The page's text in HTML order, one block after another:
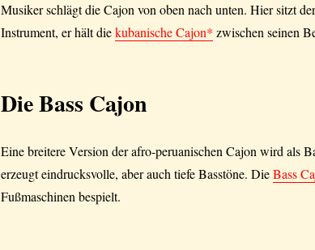
Musiker schlägt die Cajon von oben nach unten. Hier sitzt
Instrument, er hält diekubanische Cajon* zwischen seinen
Die Bass Cajon
Eine breitere Version der afro-peruanischen Cajon wird als
erzeugt eindrucksvolle, aber auch tiefe Basstöne. DieBass
Fußmaschinen bespielt.